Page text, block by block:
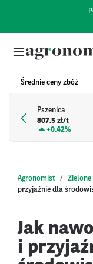
Średnie ceny zbóż
Pszenica
807.5 zł/t
+0.42%
Agronomist
przyjaźnie dla
Jak
i